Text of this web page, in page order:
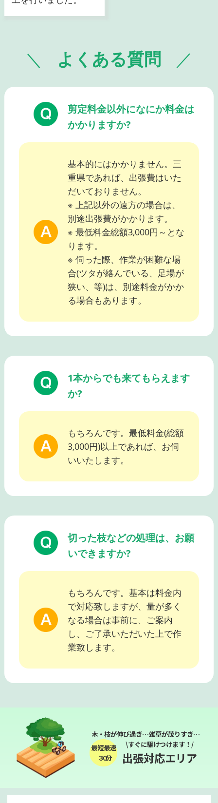
よくある質問
剪定料金以外になにか料金は
かかりますか?
基本的にはかかりません。三
重県であれば、出張費はいた
だいておりません。
※ 上記以外の遠方の場合は、
別途出張費がかかります。
※ 最低料金総額3,000円～とな
ります。
※ 伺った際、作業が困難な場
合(ツタが絡んでいる、足場が
狭い、等)は、別途料金がかか
る場合もあります。
1本からでも来てもらえます
か?
もちろんです。最低料金(総額
3,000円)以上であれば、お伺
いいたします。
切った枝などの処理は、お願
いできますか?
もちろんです。基本は料金内
で対応致しますが、量が多く
なる場合は事前に、ご案内
し、ご了承いただいた上で作
業致します。
木・枝が伸び過ぎ…雑草が茂りすぎ…
最短最速
３０分
\すぐに駆けつけます！/
出張対応エリア